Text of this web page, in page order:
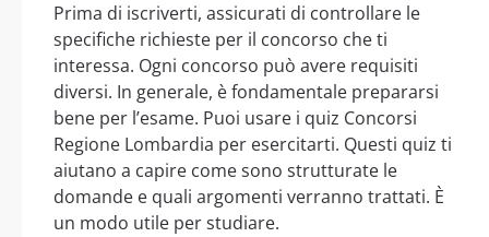
Prima di iscriverti, assicurati di controllare le
specifiche richieste per il concorso che ti
interessa. Ogni concorso può avere requisiti
diversi. In generale, è fondamentale prepararsi
bene per l’esame. Puoi usare i quiz Concorsi
Regione Lombardia per esercitarti. Questi quiz ti
aiutano a capire come sono strutturate le
domande e quali argomenti verranno trattati. È
un modo utile per studiare.